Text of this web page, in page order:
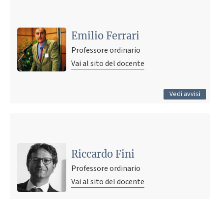
Emilio Ferrari
Professore ordinario
Vai al sito del docente
Vedi avvisi
13 maggio 2026 17:33
Tutti gli avvisi
Riccardo Fini
Professore ordinario
Vai al sito del docente